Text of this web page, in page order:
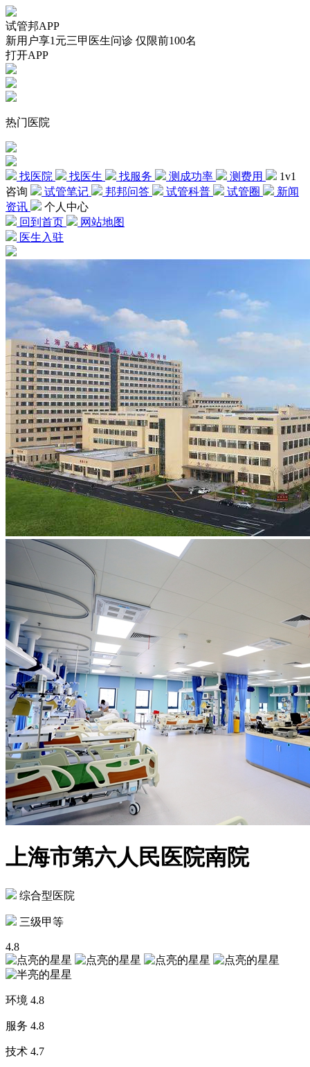
试管邦APP
新用户享1元三甲医生问诊 仅限前100名
打开APP
热门医院
找医院 找医生 找服务 测成功率 测费用
1v1
咨询
试管笔记 邦邦问答 试管科普 试管圈
新闻
资讯
个人中心
回到首页
网站地图
医生入驻
上海市第六人民医院南院
综合型医院
三级甲等
4.8
环境 4.8
服务 4.8
技术 4.7